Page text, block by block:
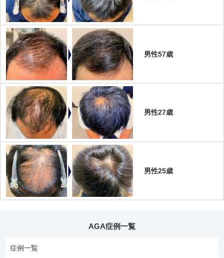
男性57歳
男性27歳
男性25歳
AGA症例一覧
症例一覧